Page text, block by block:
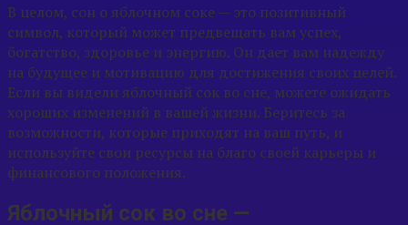
В целом, сон о яблочном соке — это позитивный
символ, который может предвещать вам успех,
богатство, здоровье и энергию. Он дает вам надежду
на будущее и мотивацию для достижения своих целей.
Если вы видели яблочный сок во сне, можете ожидать
хороших изменений в вашей жизни. Беритесь за
возможности, которые приходят на ваш путь, и
используйте свои ресурсы на благо своей карьеры и
финансового положения.
Яблочный сок во сне —